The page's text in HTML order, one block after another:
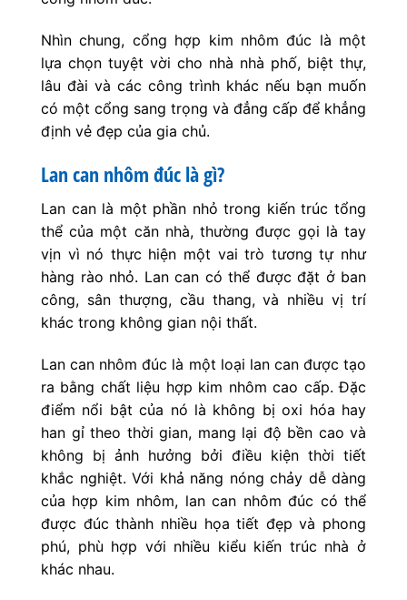
Nhìn chung, cổng hợp kim nhôm đúc là một
lựa chọn tuyệt vời cho nhà nhà phố, biệt thự,
lâu đài và các công trình khác nếu bạn muốn
có một cổng sang trọng và đẳng cấp để khẳng
định vẻ đẹp của gia chủ.
Lan can nhôm đúc là gì?
Lan can là một phần nhỏ trong kiến trúc tổng
thể của một căn nhà, thường được gọi là tay
vịn vì nó thực hiện một vai trò tương tự như
hàng rào nhỏ. Lan can có thể được đặt ở ban
công, sân thượng, cầu thang, và nhiều vị trí
khác trong không gian nội thất.
Lan can nhôm đúc là một loại lan can được tạo
ra bằng chất liệu hợp kim nhôm cao cấp. Đặc
điểm nổi bật của nó là không bị oxi hóa hay
han gỉ theo thời gian, mang lại độ bền cao và
không bị ảnh hưởng bởi điều kiện thời tiết
khắc nghiệt. Với khả năng nóng chảy dễ dàng
của hợp kim nhôm, lan can nhôm đúc có thể
được đúc thành nhiều họa tiết đẹp và phong
phú, phù hợp với nhiều kiểu kiến trúc nhà ở
khác nhau.